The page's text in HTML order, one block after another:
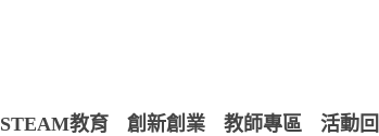
STEAM教育 創新創業 教師專區 活動